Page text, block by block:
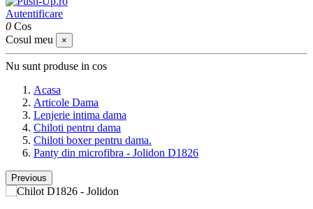
Autentificare
0 Cos
Cosul meu
×
Nu sunt produse in cos
Acasa
Articole Dama
Lenjerie intima dama
Chiloti pentru dama
Chiloti boxer pentru dama.
Panty din microfibra - Jolidon D1826
Previous